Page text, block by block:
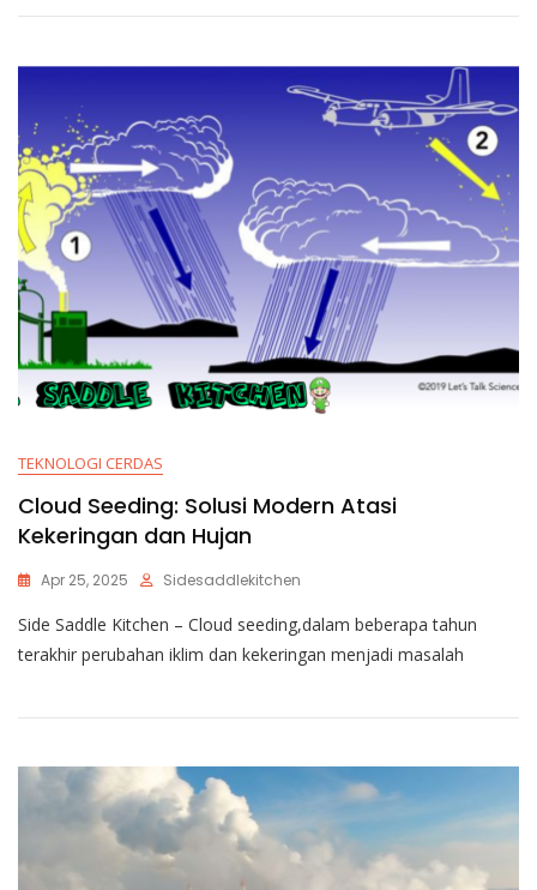
TEKNOLOGI CERDAS
Cloud Seeding: Solusi Modern Atasi
Kekeringan dan Hujan
Apr 25, 2025 Sidesaddlekitchen
Side Saddle Kitchen – Cloud seeding,dalam beberapa tahun
terakhir perubahan iklim dan kekeringan menjadi masalah